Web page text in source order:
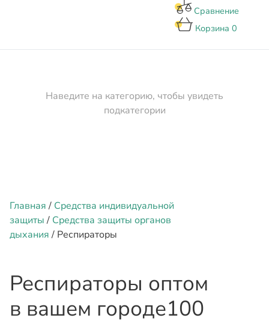
Сравнение
Корзина 0
Наведите на категорию, чтобы увидеть
подкатегории
Главная/ Средства индивидуальной
защиты/ Средства защиты органов
дыхания/ Респираторы
Респираторы оптом
в вашем городе100